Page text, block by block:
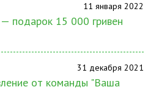
11 января 2022
подарок 15 000 гривен
31 декабря 2021
от команды "Ваша